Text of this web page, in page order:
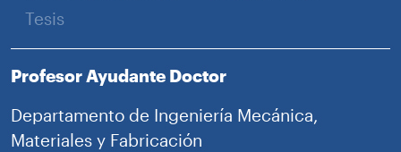
Tesis
Profesor Ayudante Doctor
Departamento de Ingeniería Mecánica,
Materiales y Fabricación